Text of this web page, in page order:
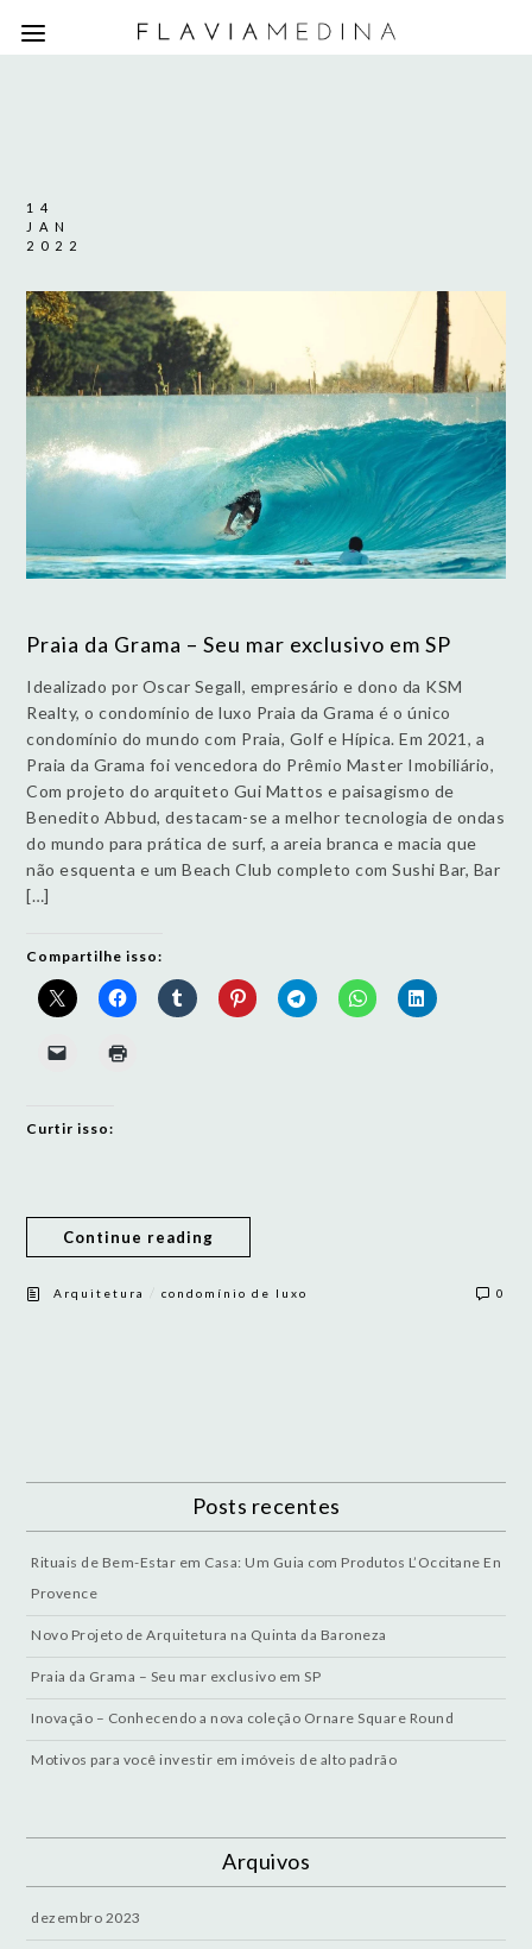
14
JAN
2022
Praia da Grama – Seu mar exclusivo em SP
Idealizado por Oscar Segall, empresário e dono da KSM
Realty, o condomínio de luxo Praia da Grama é o único
condomínio do mundo com Praia, Golf e Hípica. Em 2021, a
Praia da Grama foi vencedora do Prêmio Master Imobiliário,
Com projeto do arquiteto Gui Mattos e paisagismo de
Benedito Abbud, destacam-se a melhor tecnologia de ondas
do mundo para prática de surf, a areia branca e macia que
não esquenta e um Beach Club completo com Sushi Bar, Bar
[…]
Compartilhe isso:
Curtir isso:
Continue reading
Arquitetura /condomínio de luxo 0
Posts recentes
Rituais de Bem-Estar em Casa: Um Guia com Produtos L’Occitane En
Provence
Novo Projeto de Arquitetura na Quinta da Baroneza
Praia da Grama – Seu mar exclusivo em SP
Inovação – Conhecendo a nova coleção Ornare Square Round
Motivos para você investir em imóveis de alto padrão
Arquivos
dezembro 2023